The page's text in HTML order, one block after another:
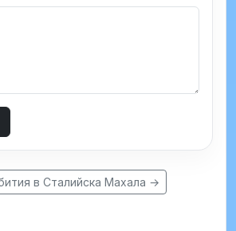
в Сталийска Махала →